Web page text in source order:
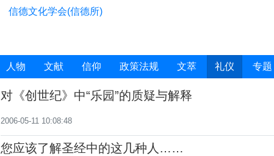
信德文化学会(信德所)
人物 文献 信仰 政策法规 文萃 礼仪 专题
对《创世纪》中“乐园”的质疑与解释
2006-05-11 10:08:48
您应该了解圣经中的这几种人……